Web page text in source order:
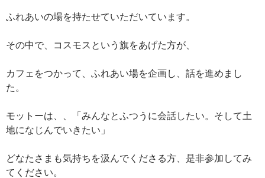
ふれあいの場を持たせていただいています。
その中で、コスモスという旗をあげた方が、
カフェをつかって、ふれあい場を企画し、話を進めまし
た。
モットーは、、「みんなとふつうに会話したい。そして土
地になじんでいきたい」
どなたさまも気持ちを汲んでくださる方、是非参加してみ
てください。